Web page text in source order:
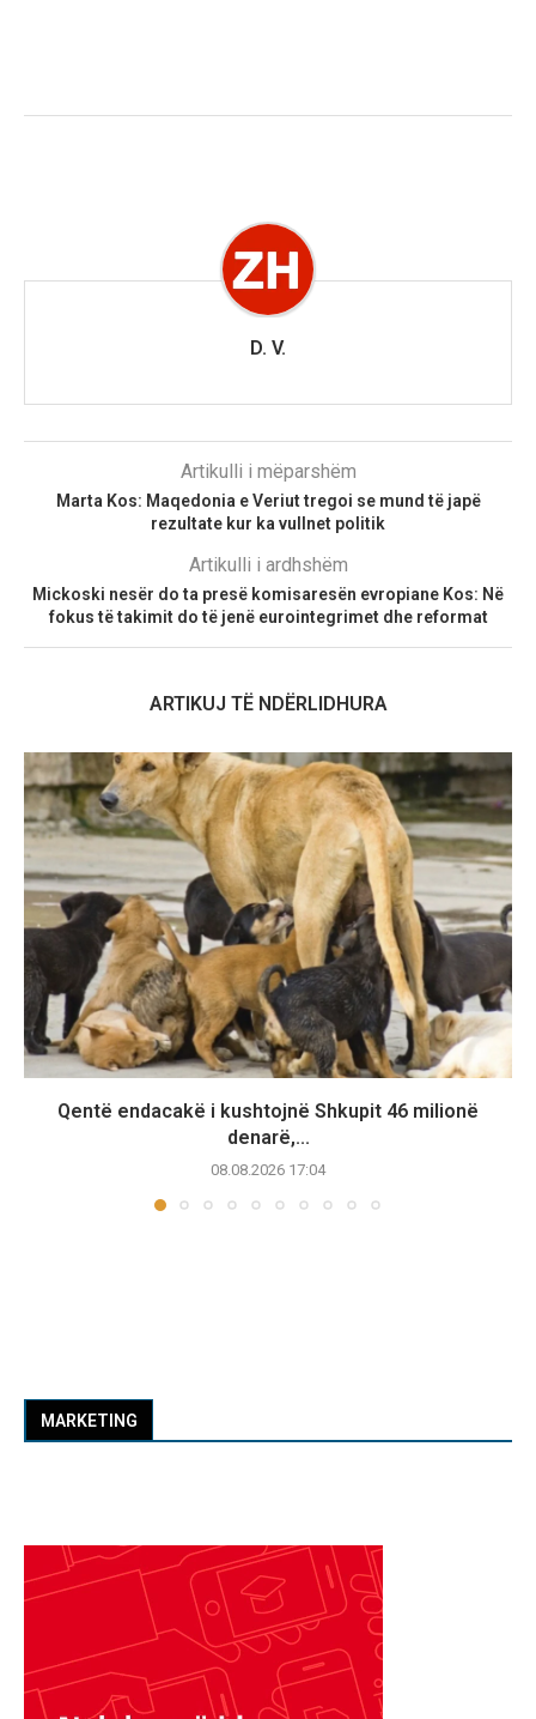
D. V.
Artikulli i mëparshëm
Marta Kos: Maqedonia e Veriut tregoi se mund të japë
rezultate kur ka vullnet politik
Artikulli i ardhshëm
Mickoski nesër do ta presë komisaresën evropiane Kos: Në
fokus të takimit do të jenë eurointegrimet dhe reformat
ARTIKUJ TË NDËRLIDHURA
Qentë endacakë i kushtojnë Shkupit 46 milionë
denarë,...
08.08.2026 17:04
MARKETING